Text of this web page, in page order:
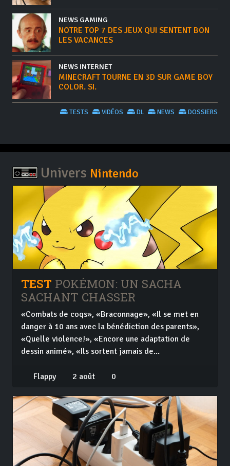
NEWS GAMING
NOTRE TOP 7 DES JEUX QUI SENTENT BON
LES VACANCES
NEWS INTERNET
MINECRAFT TOURNE EN 3D SUR GAME BOY
COLOR. SI.
DOSSIERS
NEWS
DL
VIDÉOS
TESTS
Univers Nintendo
TEST POKÉMON: UN SACHA
SACHANT CHASSER
«Combats de coqs», «Braconnage», «Il se met en
danger à 10 ans avec la bénédiction des parents»,
«Quelle violence!», «Encore une adaptation de
dessin animé», «Ils sortent jamais de...
Flappy 2 août 0